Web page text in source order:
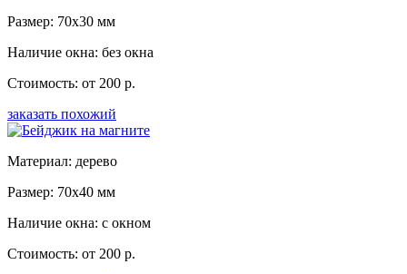
Размер: 70x30 мм
Наличие окна: без окна
Стоимость: от 200 р.
заказать похожий
Материал: дерево
Размер: 70x40 мм
Наличие окна: с окном
Стоимость: от 200 р.